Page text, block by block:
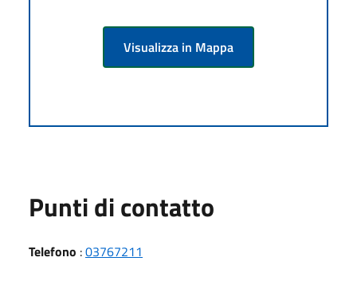
Visualizza in Mappa
Punti di contatto
Telefono :03767211